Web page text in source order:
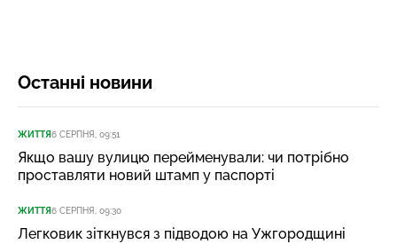
Останні новини
ЖИТТЯ6 СЕРПНЯ, 09:51
Якщо вашу вулицю перейменували: чи потрібно
проставляти новий штамп у паспорті
ЖИТТЯ6 СЕРПНЯ, 09:30
Легковик зіткнувся з підводою на Ужгородщині